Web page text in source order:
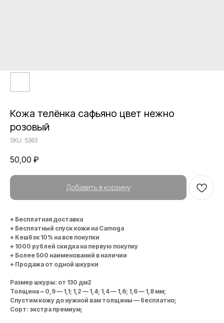
Кожа телёнка сафьяно цвет нежно
розовый
SKU: 5363
50,00 ₽
Добавить в корзину
+ Бесплатная доставка
+ Бесплатный спуск кожи на Camoga
+ Кешбэк 10% на все покупки
+ 1000 рублей скидка на первую покупку
+ Более 500 наименований в наличии
+ Продажа от одной шкурки
Размер шкуры: от 130 дм2
Толщина ~ 0,9 — 1,1; 1,2 — 1,4; 1,4 — 1,6; 1,6 — 1,8 мм;
Спустим кожу до нужной вам толщины — бесплатно;
Сорт: экстра премиум;